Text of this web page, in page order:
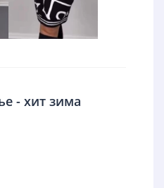
- хит зима